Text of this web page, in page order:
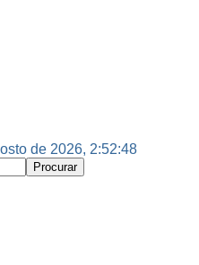
de 2026, 2:52:49